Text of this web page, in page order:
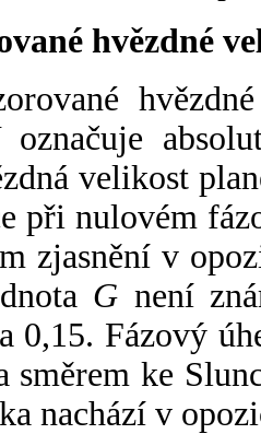
hvězdné
označuje
velikost
při nulovém
zjasnění v
G není
0,15. Fázový
směrem ke
nachází v